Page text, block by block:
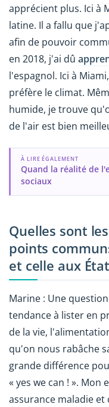
apprécient plus. Ici à
latine. Il a fallu que
afin de pouvoir
en 2018, j'ai dû
l'espagnol. Ici à
préfère le climat.
humide, je trouve
de l'air est bien
À LIRE ÉGALEMENT
Quand la réalité de
sociaux
Quelles sont
points
et celle aux
Marine : Une
tendance à lister en
de la vie,
qu'on nous rabâche
grande différence
« yes we can ! ».
assurance maladie